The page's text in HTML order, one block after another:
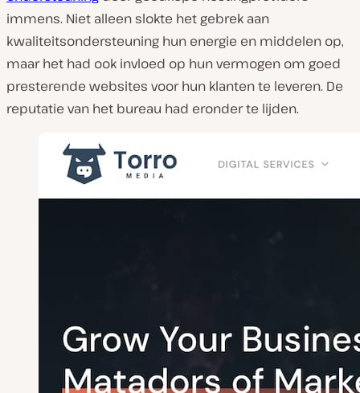
immens. Niet alleen slokte het gebrek aan
kwaliteitsondersteuning hun energie en middelen op,
maar het had ook invloed op hun vermogen om goed
presterende websites voor hun klanten te leveren. De
reputatie van het bureau had eronder te lijden.